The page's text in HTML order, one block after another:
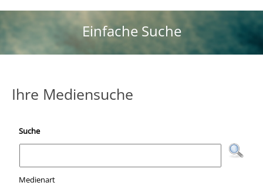
Einfache Suche
Ihre Mediensuche
Suche
Medienart